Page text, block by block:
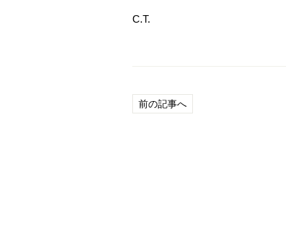
C.T.
前の記事へ